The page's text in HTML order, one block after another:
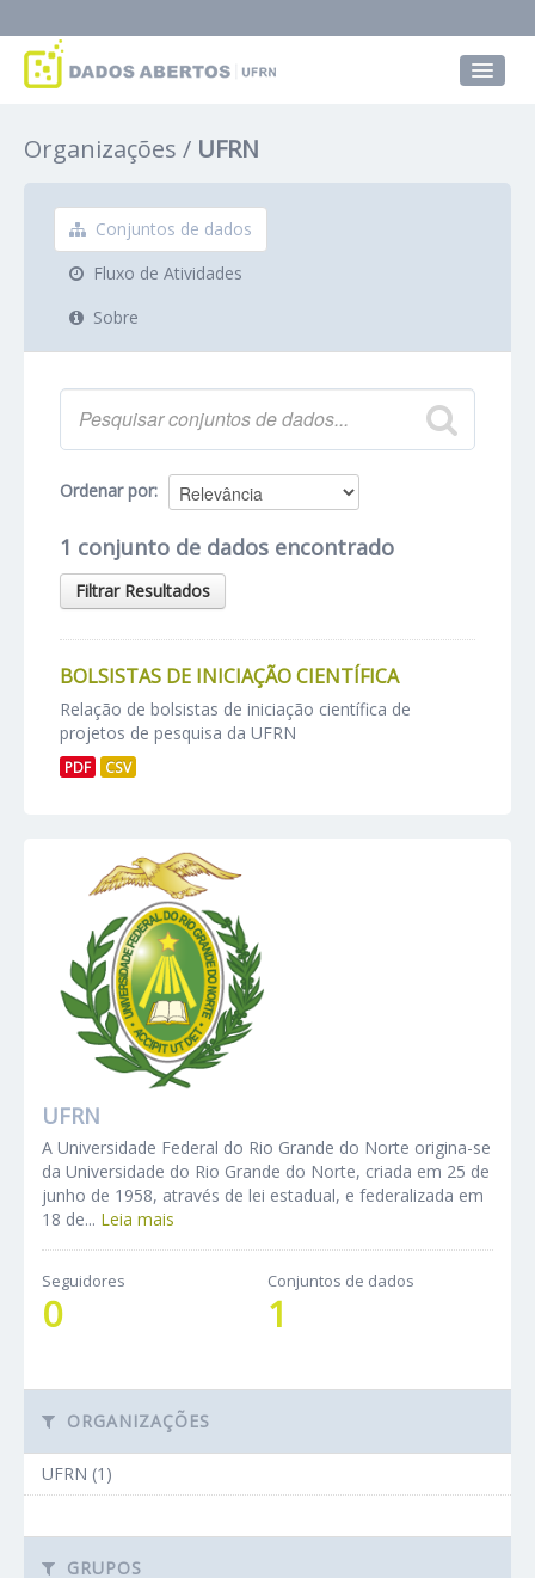
Grupos
Sobre
Organizações UFRN
Conjuntos de dados
Fluxo de Atividades
Sobre
Ordenar por
1 conjunto de dados encontrado
Filtrar Resultados
BOLSISTAS DE INICIAÇÃO CIENTÍFICA
Relação de bolsistas de iniciação científica de
projetos de pesquisa da UFRN
PDF CSV
UFRN
A Universidade Federal do Rio Grande do Norte origina-se
da Universidade do Rio Grande do Norte, criada em 25 de
junho de 1958, através de lei estadual, e federalizada em
18 de... Leia mais
Seguidores
0
Conjuntos de dados
1
ORGANIZAÇÕES
UFRN (1)
GRUPOS